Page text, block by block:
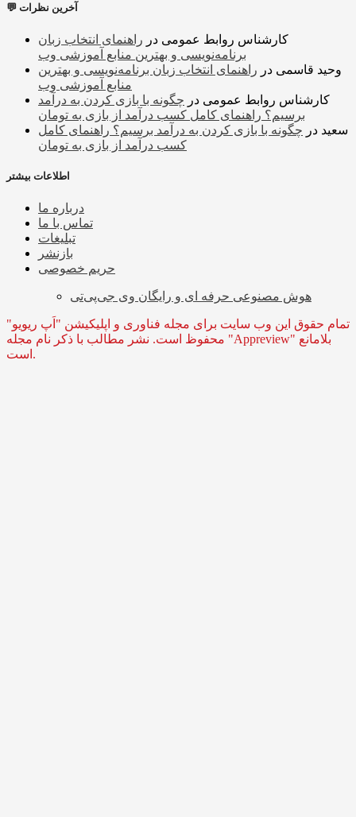
💬 آخرین نظرات
کارشناس روابط عمومی در راهنمای انتخاب زبان
برنامه‌نویسی و بهترین منابع آموزشی وب
وحید قاسمی در راهنمای انتخاب زبان برنامه‌نویسی و بهترین
منابع آموزشی وب
کارشناس روابط عمومی در چگونه با بازی کردن به درآمد
برسیم؟ راهنمای کامل کسب درآمد از بازی به تومان
سعید در چگونه با بازی کردن به درآمد برسیم؟ راهنمای کامل
کسب درآمد از بازی به تومان
اطلاعات بیشتر
درباره ما
تماس با ما
تبلیغات
بازنشر
حریم خصوصی
هوش مصنوعی حرفه ای و رایگان وی جی‌پی‌تی
تمام حقوق این وب سایت برای مجله فناوری و اپلیکیشن "اَپ ریویو"
محفوظ است. نشر مطالب با ذکر نام مجله "Appreview" بلامانع
است.